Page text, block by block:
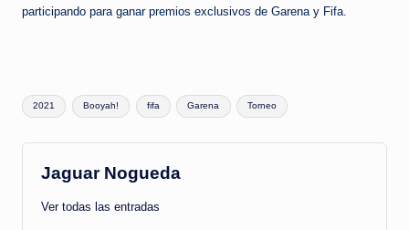
participando para ganar premios exclusivos de Garena y Fifa.
Etiquetas:
2021 Booyah! fifa Garena Torneo
Jaguar Nogueda
Ver todas las entradas